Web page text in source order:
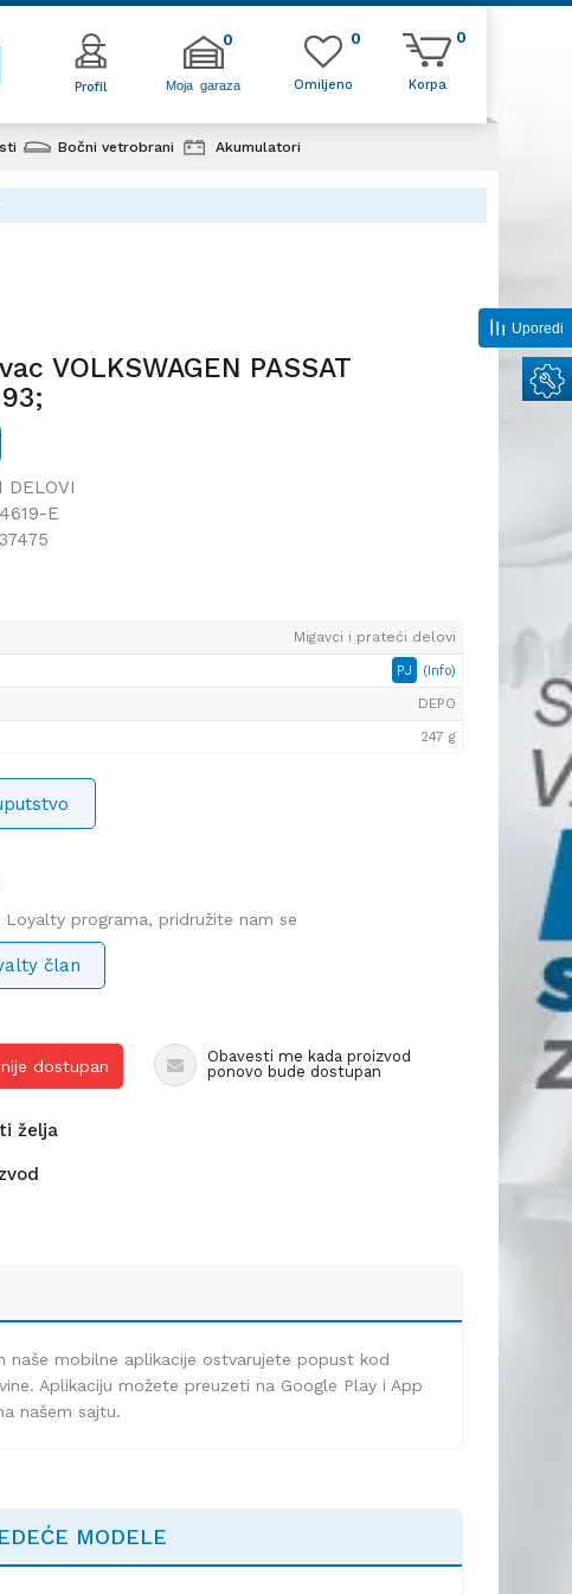
Profil Moja garaza
0
Korpa
0
Omiljeno
0
Bočni vetrobrani Akumulatori
VOLKSWAGEN PASSAT
DELOVI
E
Migavci i prateći delovi
PJ (Info)
DEPO
247 g
Loyalty programa, pridružite nam se
član
dostupan
Obavesti me kada proizvod
ponovo bude dostupan
želja
naše mobilne aplikacije ostvarujete popust kod
Aplikaciju možete preuzeti na Google Play i App
našem sajtu.
MODELE
Uporedi